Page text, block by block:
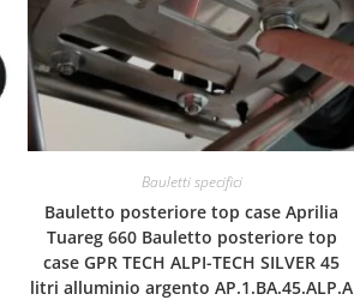
Bauletti specifici
Bauletto posteriore top case Aprilia
Tuareg 660 Bauletto posteriore top
case GPR TECH ALPI-TECH SILVER 45
litri alluminio argento AP.1.BA.45.ALP.A